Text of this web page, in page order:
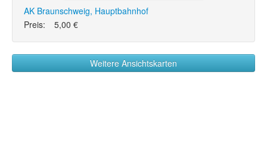
AK Braunschweig, Hauptbahnhof
Preis:
5,00 €
Weitere Ansichtskarten